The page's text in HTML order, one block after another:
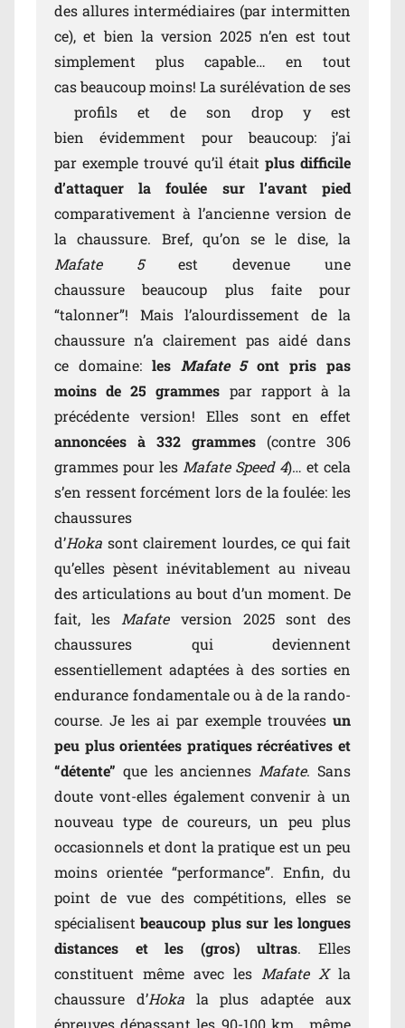
des allures intermédiaires (par intermitten
ce), et bien la version 2025 n’en est tout
simplement plus capable… en tout
cas beaucoup moins! La surélévation de ses
profils et de son drop y est
bien évidemment pour beaucoup: j’ai
par exemple trouvé qu’il était plus difficile
d’attaquer la foulée sur l’avant pied
comparativement à l’ancienne version de
la chaussure. Bref, qu’on se le dise, la
Mafate 5est devenue une
chaussure beaucoup plus faite pour
“talonner”! Mais l’alourdissement de la
chaussure n’a clairement pas aidé dans
ce domaine: lesMafate 5ont pris pas
moins de 25 grammes par rapport à la
précédente version! Elles sont en effet
annoncées à 332 grammes (contre 306
grammes pour les Mafate Speed 4)… et cela
s’en ressent forcément lors de la foulée: les
chaussures
d’Hoka sont clairement lourdes, ce qui fait
qu’elles pèsent inévitablement au niveau
des articulations au bout d’un moment. De
fait, les Mafate version 2025 sont des
chaussures qui deviennent
essentiellement adaptées à des sorties en
endurance fondamentale ou à de la rando-
course. Je les ai par exemple trouvées un
peu plus orientées pratiques récréatives et
“détente” que les anciennes Mafate. Sans
doute vont-elles également convenir à un
nouveau type de coureurs, un peu plus
occasionnels et dont la pratique est un peu
moins orientée “performance”. Enfin, du
point de vue des compétitions, elles se
spécialisentbeaucoup plus sur les longues
distances et les (gros) ultras. Elles
constituent même avec les Mafate X la
chaussure d’Hokala plus adaptée aux
épreuves dépassant les 90-100 km… même